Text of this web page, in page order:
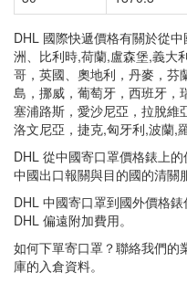
DHL 國際快遞價格有關於從
洲、比利時,荷蘭,盧森堡,義大
哥，英國、奧地利，丹麥，芬
島，挪威，葡萄牙，西班牙，
塞浦路斯，愛沙尼亞，拉脫維
洛文尼亞，捷克,匈牙利,波蘭,
DHL 從中國寄口罩價格錶上
中國出口報關與目的國的清關
DHL 中國寄口罩到國外價格
DHL 偏遠附加費用。
如何下單寄口罩？聯絡我們的
庫的入倉資料。